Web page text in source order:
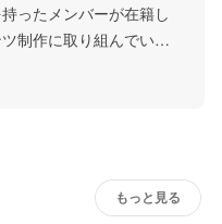
ったメンバーが在籍し
制作に取り組んでいま
もっと見る